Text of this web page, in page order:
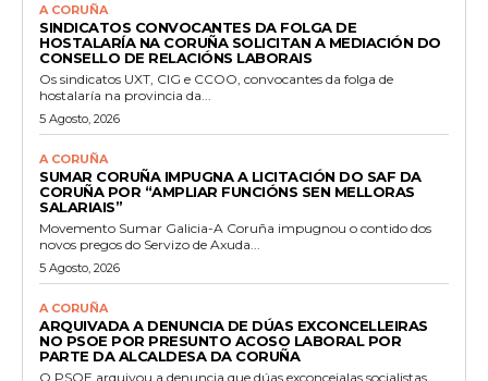
A CORUÑA
SINDICATOS CONVOCANTES DA FOLGA DE
HOSTALARÍA NA CORUÑA SOLICITAN A MEDIACIÓN DO
CONSELLO DE RELACIÓNS LABORAIS
Os sindicatos UXT, CIG e CCOO, convocantes da folga de
hostalaría na provincia da...
5 Agosto, 2026
A CORUÑA
SUMAR CORUÑA IMPUGNA A LICITACIÓN DO SAF DA
CORUÑA POR “AMPLIAR FUNCIÓNS SEN MELLORAS
SALARIAIS”
Movemento Sumar Galicia-A Coruña impugnou o contido dos
novos pregos do Servizo de Axuda...
5 Agosto, 2026
A CORUÑA
ARQUIVADA A DENUNCIA DE DÚAS EXCONCELLEIRAS
NO PSOE POR PRESUNTO ACOSO LABORAL POR
PARTE DA ALCALDESA DA CORUÑA
O PSOE arquivou a denuncia que dúas exconcejalas socialistas,